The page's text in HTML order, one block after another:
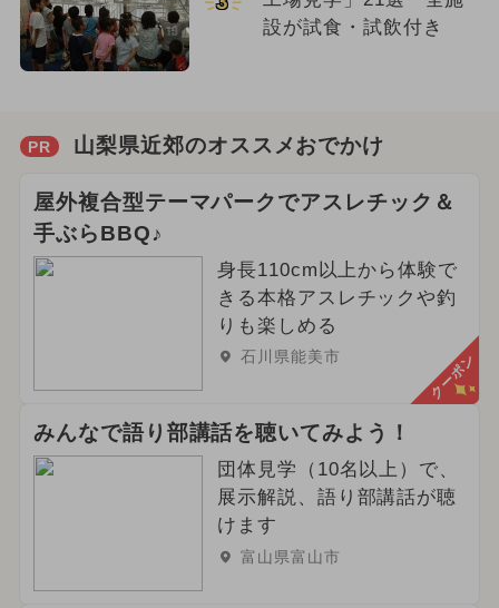
設が試食・試飲付き
PR 山梨県近郊のオススメおでかけ
屋外複合型テーマパークでアスレチック＆
手ぶらBBQ♪
身長110cm以上から体験で
きる本格アスレチックや釣
りも楽しめる
石川県能美市 クーポン
みんなで語り部講話を聴いてみよう！
団体見学（10名以上）で、
展示解説、語り部講話が聴
けます
富山県富山市